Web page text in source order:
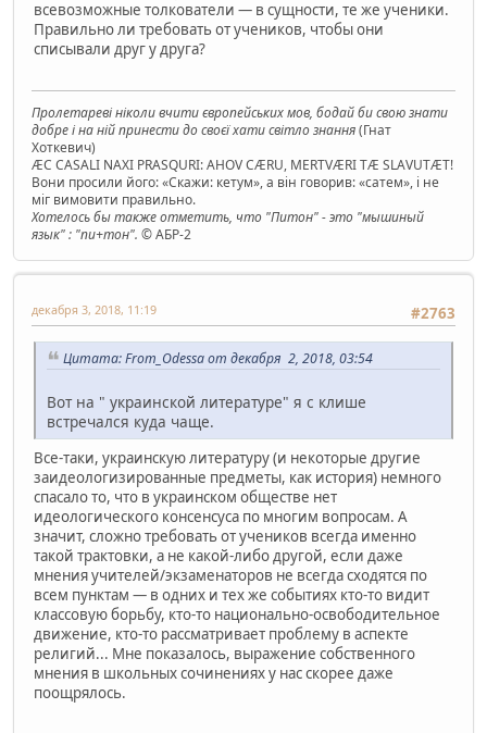
всевозможные толкователи — в сущности, те же ученики.
Правильно ли требовать от учеников, чтобы они
списывали друг у друга?
Пролетареві ніколи вчити європейських мов, бодай би свою знати
добре і на ній принести до своєї хати світло знання(Гнат
Хоткевич)
ÆC CASALI NAXI PRASQURI: AHOV CÆRU, MERTVÆRI TÆ SLAVUTÆT!
Вони просили його: «Скажи: кетум», а він говорив: «сатем», і не
міг вимовити правильно.
Хотелось бы также отметить, что "Питон" - это "мышиный
язык" : "пи+тон". © АБР-2
#2763
декабря 3, 2018, 11:19
Цитата: From_Odessa от декабря 2, 2018, 03:54
Вот на " украинской литературе" я с клише
встречался куда чаще.
Все-таки, украинскую литературу (и некоторые другие
заидеологизированные предметы, как история) немного
спасало то, что в украинском обществе нет
идеологического консенсуса по многим вопросам. А
значит, сложно требовать от учеников всегда именно
такой трактовки, а не какой-либо другой, если даже
мнения учителей/экзаменаторов не всегда сходятся по
всем пунктам — в одних и тех же событиях кто-то видит
классовую борьбу, кто-то национально-освободительное
движение, кто-то рассматривает проблему в аспекте
религий... Мне показалось, выражение собственного
мнения в школьных сочинениях у нас скорее даже
поощрялось.